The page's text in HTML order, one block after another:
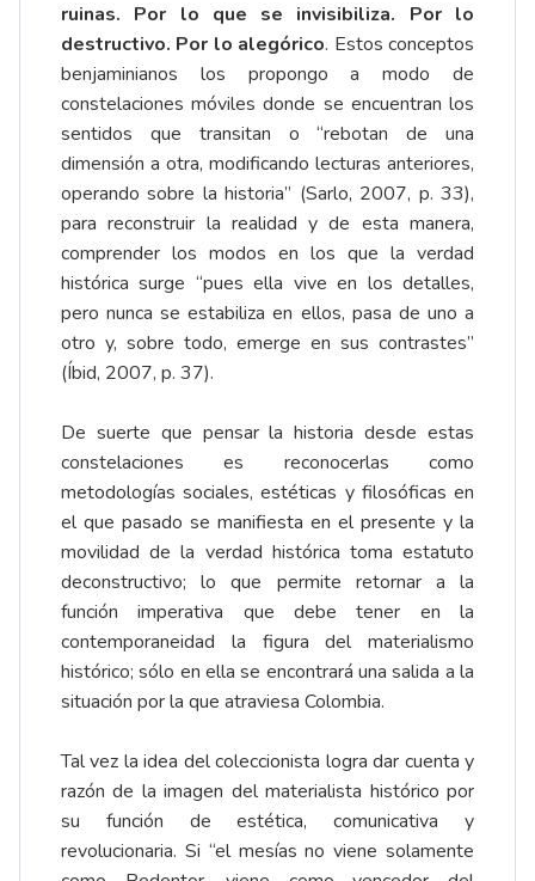
ruinas. Por lo que se invisibiliza. Por lo
destructivo. Por lo alegórico. Estos conceptos
benjaminianos los propongo a modo de
constelaciones móviles donde se encuentran los
sentidos que transitan o “rebotan de una
dimensión a otra, modificando lecturas anteriores,
operando sobre la historia” (Sarlo, 2007, p. 33),
para reconstruir la realidad y de esta manera,
comprender los modos en los que la verdad
histórica surge “pues ella vive en los detalles,
pero nunca se estabiliza en ellos, pasa de uno a
otro y, sobre todo, emerge en sus contrastes”
(Íbid, 2007, p. 37).
De suerte que pensar la historia desde estas
constelaciones es reconocerlas como
metodologías sociales, estéticas y filosóficas en
el que pasado se manifiesta en el presente y la
movilidad de la verdad histórica toma estatuto
deconstructivo; lo que permite retornar a la
función imperativa que debe tener en la
contemporaneidad la figura del materialismo
histórico; sólo en ella se encontrará una salida a la
situación por la que atraviesa Colombia.
Tal vez la idea del coleccionista logra dar cuenta y
razón de la imagen del materialista histórico por
su función de estética, comunicativa y
revolucionaria. Si “el mesías no viene solamente